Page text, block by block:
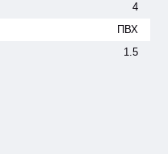
4
ПВХ
1.5